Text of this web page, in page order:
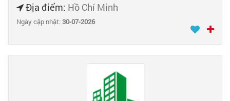
Địa điểm: Hồ Chí Minh
Ngày cập nhật:30-07-2026